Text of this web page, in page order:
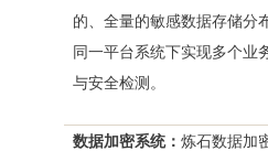
的、全量的敏感数据存储分
同一平台系统下实现多个业
与安全检测。
数据加密系统： 炼石数据加